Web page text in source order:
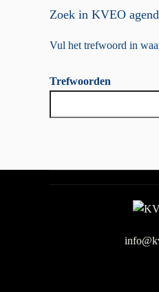
Zoek in KVEO
Vul het trefwoord in
Trefwoorden